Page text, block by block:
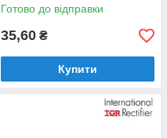
Готово до відправки
35,60 ₴
Купити